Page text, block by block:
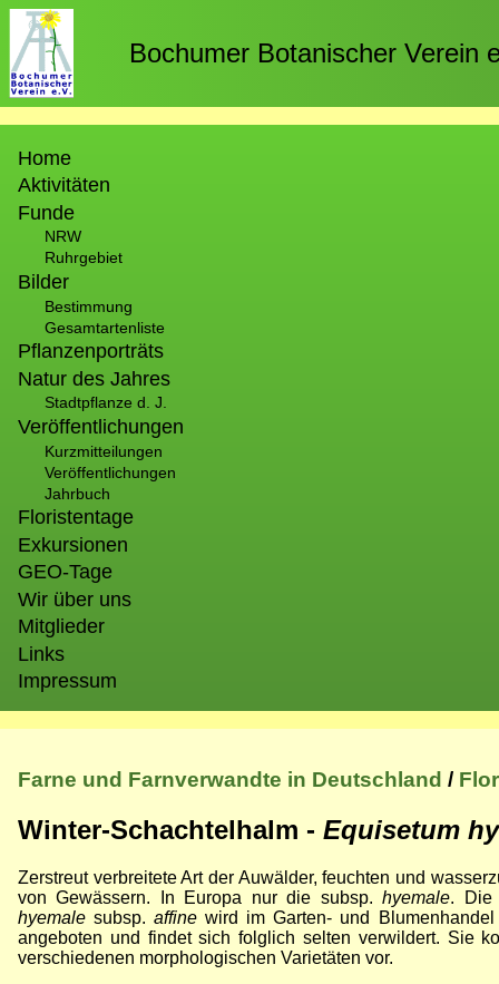
Direkt
zum
Inhalt
Bochumer Botanischer Verein
Home
Aktivitäten
Funde
NRW
Ruhrgebiet
Bilder
Bestimmung
Gesamtartenliste
Pflanzenporträts
Natur des Jahres
Stadtpflanze d. J.
Veröffentlichungen
Kurzmitteilungen
Veröffentlichungen
Jahrbuch
Floristentage
Exkursionen
GEO-Tage
Wir über uns
Mitglieder
Links
Impressum
Farne und Farnverwandte in Deutschland /
Winter-Schachtelhalm - Equisetum
Zerstreut verbreitete Art der Auwälder, feuchten und
von Gewässern. In Europa nur die subsp.hyemale. Die
hyemale subsp.affinewird im Garten- und
angeboten und findet sich folglich selten verwildert. Sie
verschiedenen morphologischen Varietäten vor.